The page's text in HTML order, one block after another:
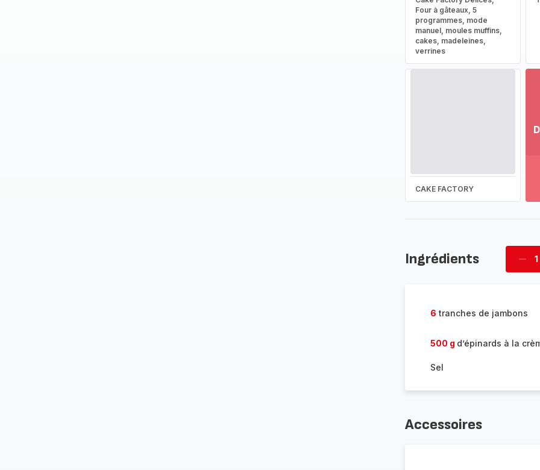
Four à gâteaux, 5
programmes, mode
manuel, moules muffins,
cakes, madeleines,
verrines
CAKE FACTORY
la
Ingrédients
6 tranches de jambons
500 g d’épinards à la
Sel
Accessoires